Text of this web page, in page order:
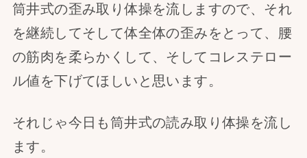
筒井式の歪み取り体操を流しますので、それ
を継続してそして体全体の歪みをとって、腰
の筋肉を柔らかくして、そしてコレステロー
ル値を下げてほしいと思います。
それじゃ今日も筒井式の読み取り体操を流し
ます。